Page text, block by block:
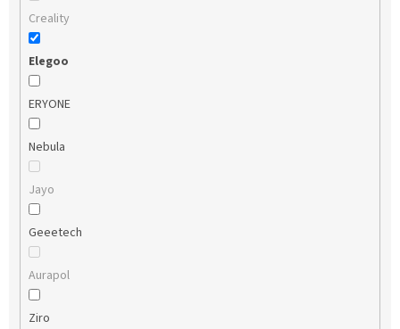
Creality
Elegoo
ERYONE
Nebula
Jayo
Geeetech
Aurapol
Ziro